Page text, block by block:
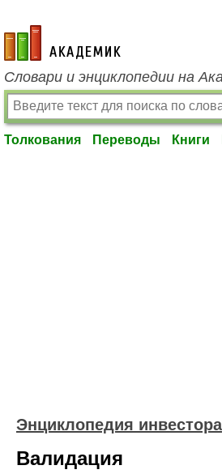
academic.ru
Словари и энциклопедии на
Толкования Переводы Книги
Энциклопедия инвестора
Валидация